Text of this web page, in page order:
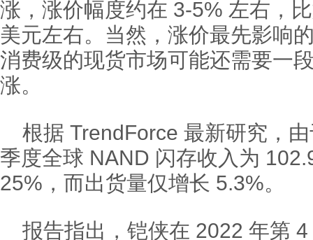
涨，涨价幅度约在 3-5% 左右，
美元左右。当然，涨价最先影响
消费级的现货市场可能还需要一
涨。
根据 TrendForce 最新研究，
季度全球 NAND 闪存收入为
25%，而出货量仅增长 5.3%。
报告指出，铠侠在 2022 年第